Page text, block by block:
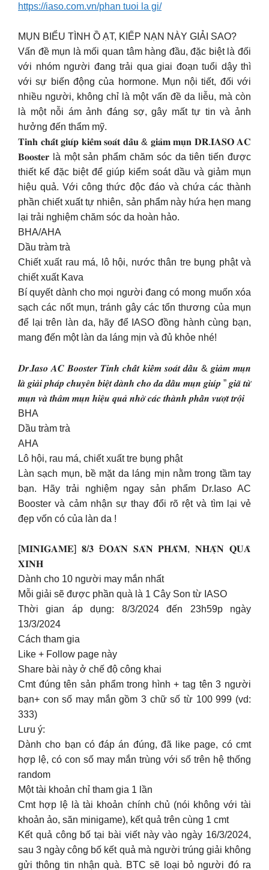
https://iaso.com.vn/phan tuoi la gi/
MỤN BIỂU TÌNH Ồ ẠT, KIẾP NẠN NÀY GIẢI SAO?
Vấn đề mụn là mối quan tâm hàng đầu, đặc biệt là đối
với nhóm người đang trải qua giai đoạn tuổi dậy thì
với sự biến động của hormone. Mụn nội tiết, đối với
nhiều người, không chỉ là một vấn đề da liễu, mà còn
là một nỗi ám ảnh đáng sợ, gây mất tự tin và ảnh
hưởng đến thẩm mỹ.
𝐓𝐢𝐧𝐡 𝐜𝐡𝐚̂́𝐭 𝐠𝐢𝐮́𝐩 𝐤𝐢𝐞̂̉𝐦 𝐬𝐨𝐚́𝐭 𝐝𝐚̂̀𝐮 & 𝐠𝐢𝐚̉𝐦 𝐦𝐮̣𝐧 𝐃𝐑.𝐈𝐀𝐒𝐎 𝐀𝐂
𝐁𝐨𝐨𝐬𝐭𝐞𝐫 là một sản phẩm chăm sóc da tiên tiến được
thiết kế đặc biệt để giúp kiểm soát dầu và giảm mụn
hiệu quả. Với công thức độc đáo và chứa các thành
phần chiết xuất tự nhiên, sản phẩm này hứa hẹn mang
lại trải nghiệm chăm sóc da hoàn hảo.
BHA/AHA
Dầu tràm trà
Chiết xuất rau má, lô hội, nước thân tre bụng phật và
chiết xuất Kava
Bí quyết dành cho mọi người đang có mong muốn xóa
sạch các nốt mụn, tránh gây các tổn thương của mụn
để lại trên làn da, hãy để IASO đồng hành cùng bạn,
mang đến một làn da láng mịn và đủ khỏe nhé!
𝑫𝒓.𝑰𝒂𝒔𝒐 𝑨𝑪 𝑩𝒐𝒐𝒔𝒕𝒆𝒓 𝑻𝒊𝒏𝒉 𝒄𝒉𝒂̂́𝒕 𝒌𝒊𝒆̂̉𝒎 𝒔𝒐𝒂́𝒕 𝒅𝒂̂̀𝒖 & 𝒈𝒊𝒂̉𝒎 𝒎𝒖̣𝒏
𝒍𝒂̀ 𝒈𝒊𝒂̉𝒊 𝒑𝒉𝒂́𝒑 𝒄𝒉𝒖𝒚𝒆̂𝒏 𝒃𝒊𝒆̣̂𝒕 𝒅𝒂̀𝒏𝒉 𝒄𝒉𝒐 𝒅𝒂 𝒅𝒂̂̀𝒖 𝒎𝒖̣𝒏 𝒈𝒊𝒖́𝒑 ” 𝒈𝒊𝒂̃ 𝒕𝒖̛̀
𝒎𝒖̣𝒏 𝒗𝒂̀ 𝒕𝒉𝒂̂𝒎 𝒎𝒖̣𝒏 𝒉𝒊𝒆̣̂𝒖 𝒒𝒖𝒂̉ 𝒏𝒉𝒐̛̀ 𝒄𝒂́𝒄 𝒕𝒉𝒂̀𝒏𝒉 𝒑𝒉𝒂̂̀𝒏 𝒗𝒖̛𝒐̛̣𝒕 𝒕𝒓𝒐̣̂𝒊
BHA
Dầu tràm trà
AHA
Lô hội, rau má, chiết xuất tre bụng phật
Làn sạch mụn, bề mặt da láng mịn nằm trong tầm tay
bạn. Hãy trải nghiệm ngay sản phẩm Dr.Iaso AC
Booster và cảm nhận sự thay đổi rõ rệt và tìm lại vẻ
đẹp vốn có của làn da !
[𝐌𝐈𝐍𝐈𝐆𝐀𝐌𝐄] 𝟖/𝟑 Đ𝐎𝐀́𝐍 𝐒𝐀̉𝐍 𝐏𝐇𝐀̂̉𝐌, 𝐍𝐇𝐀̣̂𝐍 𝐐𝐔𝐀̀
𝐗𝐈𝐍𝐇
Dành cho 10 người may mắn nhất
Mỗi giải sẽ được phần quà là 1 Cây Son từ IASO
Thời gian áp dụng: 8/3/2024 đến 23h59p ngày
13/3/2024
Cách tham gia
Like + Follow page này
Share bài này ở chế độ công khai
Cmt đúng tên sản phẩm trong hình + tag tên 3 người
bạn+ con số may mắn gồm 3 chữ số từ 100 999 (vd:
333)
Lưu ý:
Dành cho bạn có đáp án đúng, đã like page, có cmt
hợp lệ, có con số may mắn trùng với số trên hệ thống
random
Một tài khoản chỉ tham gia 1 lần
Cmt hợp lệ là tài khoản chính chủ (nói không với tài
khoản ảo, săn minigame), kết quả trên cùng 1 cmt
Kết quả công bố tại bài viết này vào ngày 16/3/2024,
sau 3 ngày công bố kết quả mà người trúng giải không
gửi thông tin nhận quà. BTC sẽ loại bỏ người đó ra